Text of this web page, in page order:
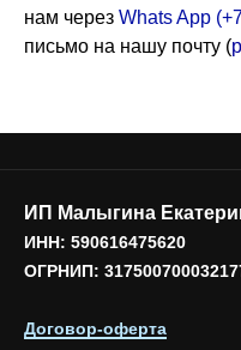
нам через Whats App
письмо на нашу почту (
ИП Малыгина
ИНН: 590616475620
ОГРНИП:
Договор-оферта